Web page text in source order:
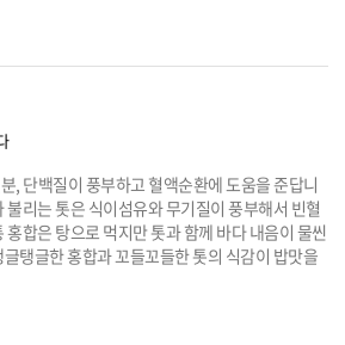
, 단백질이 풍부하고 혈액순환에 도움을 준답니
리는 톳은 식이섬유와 무기질이 풍부해서 빈혈
합은 탕으로 먹지만 톳과 함께 바다 내음이 물씬
탱글한 홍합과 꼬들꼬들한 톳의 식감이 밥맛을